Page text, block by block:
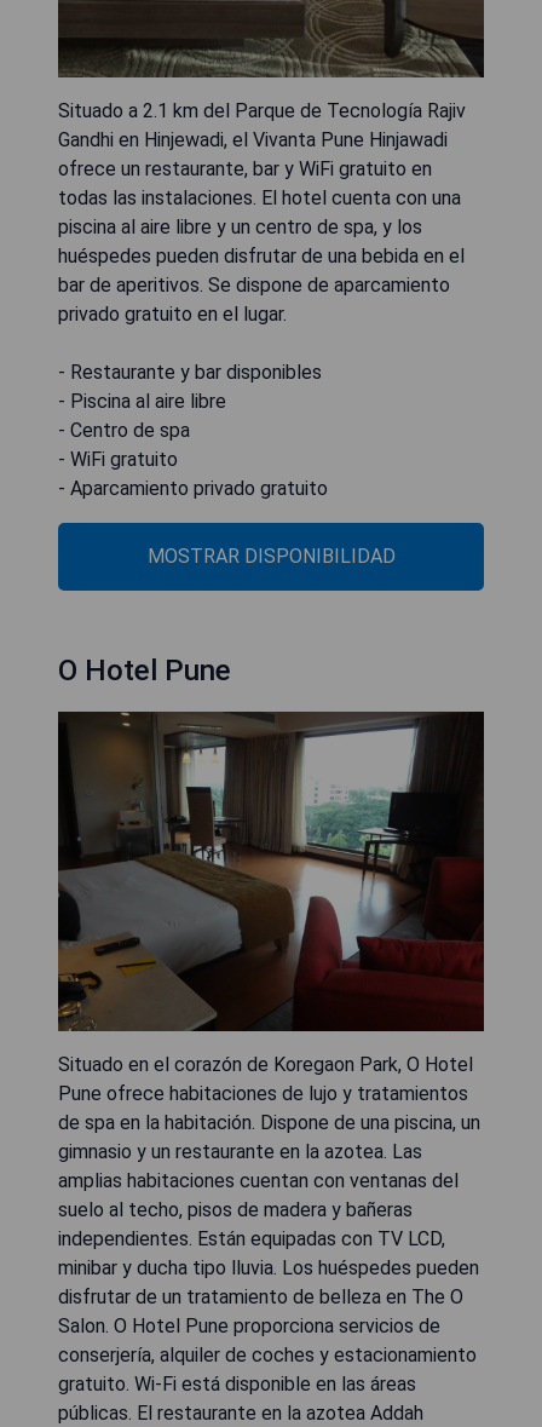
Situado a 2.1 km del Parque de Tecnología Rajiv
Gandhi en Hinjewadi, el Vivanta Pune Hinjawadi
ofrece un restaurante, bar y WiFi gratuito en
todas las instalaciones. El hotel cuenta con una
piscina al aire libre y un centro de spa, y los
huéspedes pueden disfrutar de una bebida en el
bar de aperitivos. Se dispone de aparcamiento
privado gratuito en el lugar.
- Restaurante y bar disponibles
- Piscina al aire libre
- Centro de spa
- WiFi gratuito
- Aparcamiento privado gratuito
MOSTRAR DISPONIBILIDAD
O Hotel Pune
Situado en el corazón de Koregaon Park, O Hotel
Pune ofrece habitaciones de lujo y tratamientos
de spa en la habitación. Dispone de una piscina, un
gimnasio y un restaurante en la azotea. Las
amplias habitaciones cuentan con ventanas del
suelo al techo, pisos de madera y bañeras
independientes. Están equipadas con TV LCD,
minibar y ducha tipo lluvia. Los huéspedes pueden
disfrutar de un tratamiento de belleza en The O
Salon. O Hotel Pune proporciona servicios de
conserjería, alquiler de coches y estacionamiento
gratuito. Wi-Fi está disponible en las áreas
públicas. El restaurante en la azotea Addah